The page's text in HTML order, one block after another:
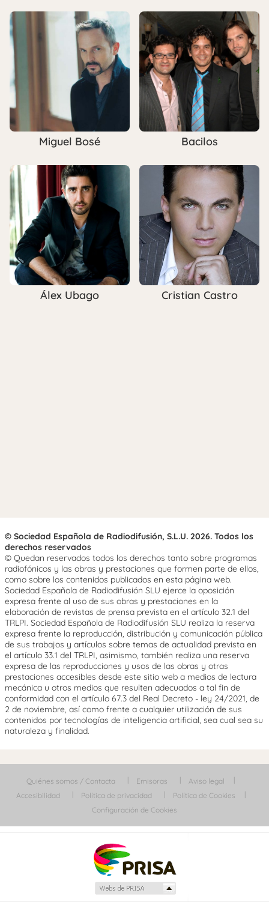
Miguel Bosé Bacilos
Álex Ubago Cristian Castro
© Sociedad Española de Radiodifusión, S.L.U. 2026. Todos los
derechos reservados
© Quedan reservados todos los derechos tanto sobre programas
radiofónicos y las obras y prestaciones que formen parte de ellos,
como sobre los contenidos publicados en esta página web.
Sociedad Española de Radiodifusión SLU ejerce la oposición
expresa frente al uso de sus obras y prestaciones en la
elaboración de revistas de prensa prevista en el artículo 32.1 del
TRLPI. Sociedad Española de Radiodifusión SLU realiza la reserva
expresa frente la reproducción, distribución y comunicación pública
de sus trabajos y artículos sobre temas de actualidad prevista en
el artículo 33.1 del TRLPI, asimismo, también realiza una reserva
expresa de las reproducciones y usos de las obras y otras
prestaciones accesibles desde este sitio web a medios de lectura
mecánica u otros medios que resulten adecuados a tal fin de
conformidad con el artículo 67.3 del Real Decreto - ley 24/2021, de
2 de noviembre, así como frente a cualquier utilización de sus
contenidos por tecnologías de inteligencia artificial, sea cual sea su
naturaleza y finalidad.
Quiénes somos / Contacta Emisoras
Aviso legal
Accesibilidad
Política de privacidad
Política de Cookies
Configuración de Cookies